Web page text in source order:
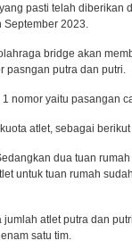
pasti telah diberikan
September 2023.
bridge akan
pasngan putra dan putri.
nomor yaitu pasangan
atlet, sebagai berikut
dua tuan
untuk tuan rumah
atlet putra dan
satu tim.